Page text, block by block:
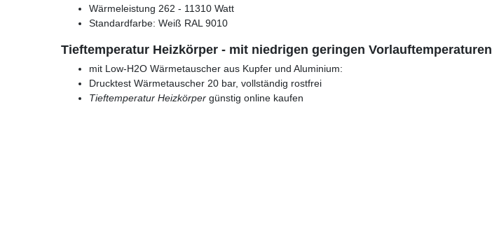
Wärmeleistung 262 - 11310 Watt
Standardfarbe: Weiß RAL 9010
Tieftemperatur Heizkörper - mit niedrigen geringen Vorlauftemperaturen
mit Low-H2O Wärmetauscher aus Kupfer und Aluminium:
Drucktest Wärmetauscher 20 bar, vollständig rostfrei
Tieftemperatur Heizkörper günstig online kaufen